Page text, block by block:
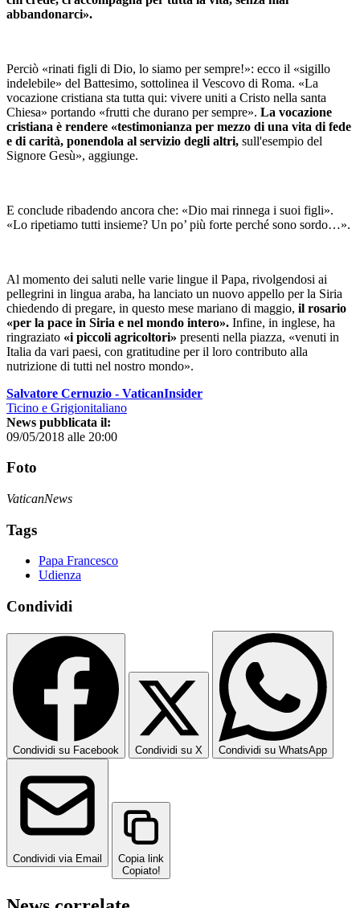
abbandonarci».
Perciò «rinati figli di Dio, lo siamo per sempre!»: ecco il «sigillo
indelebile» del Battesimo, sottolinea il Vescovo di Roma. «La
vocazione cristiana sta tutta qui: vivere uniti a Cristo nella santa
Chiesa» portando «frutti che durano per sempre». La vocazione
cristiana è rendere «testimonianza per mezzo di una vita di fede
e di carità, ponendola al servizio degli altri, sull'esempio del
Signore Gesù», aggiunge.
E conclude ribadendo ancora che: «Dio mai rinnega i suoi figli».
«Lo ripetiamo tutti insieme? Un po’ più forte perché sono sordo…».
Al momento dei saluti nelle varie lingue il Papa, rivolgendosi ai
pellegrini in lingua araba, ha lanciato un nuovo appello per la Siria
chiedendo di pregare, in questo mese mariano di maggio, il rosario
«per la pace in Siria e nel mondo intero». Infine, in inglese, ha
ringraziato «i piccoli agricoltori» presenti nella piazza, «venuti in
Italia da vari paesi, con gratitudine per il loro contributo alla
nutrizione di tutti nel nostro mondo».
Salvatore Cernuzio - VaticanInsider
Ticino e Grigionitaliano
News pubblicata il:
09/05/2018 alle 20:00
Foto
VaticanNews
Tags
Papa Francesco
Udienza
Condividi
Condividi su Facebook Condividi su X Condividi su WhatsApp
Condividi via Email
Copia link
Copiato!